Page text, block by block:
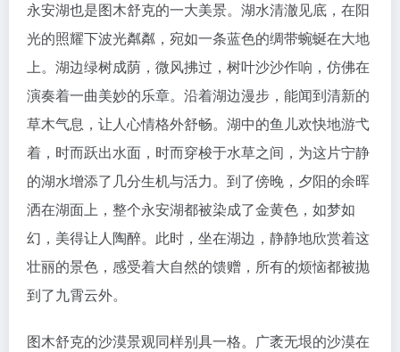
永安湖也是图木舒克的一大美景。湖水清澈见底，在阳
光的照耀下波光粼粼，宛如一条蓝色的绸带蜿蜒在大地
上。湖边绿树成荫，微风拂过，树叶沙沙作响，仿佛在
演奏着一曲美妙的乐章。沿着湖边漫步，能闻到清新的
草木气息，让人心情格外舒畅。湖中的鱼儿欢快地游弋
着，时而跃出水面，时而穿梭于水草之间，为这片宁静
的湖水增添了几分生机与活力。到了傍晚，夕阳的余晖
洒在湖面上，整个永安湖都被染成了金黄色，如梦如
幻，美得让人陶醉。此时，坐在湖边，静静地欣赏着这
壮丽的景色，感受着大自然的馈赠，所有的烦恼都被抛
到了九霄云外。
图木舒克的沙漠景观同样别具一格。广袤无垠的沙漠在